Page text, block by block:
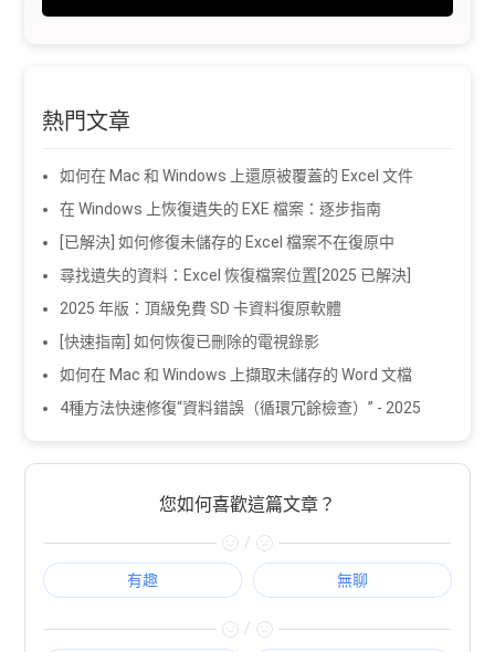
熱門文章
如何在 Mac 和 Windows 上還原被覆蓋的 Excel 文件
在 Windows 上恢復遺失的 EXE 檔案：逐步指南
[已解決] 如何修復未儲存的 Excel 檔案不在復原中
尋找遺失的資料：Excel 恢復檔案位置[2025 已解決]
2025 年版：頂級免費 SD 卡資料復原軟體
[快速指南] 如何恢復已刪除的電視錄影
如何在 Mac 和 Windows 上擷取未儲存的 Word 文檔
4種方法快速修復“資料錯誤（循環冗餘檢查）” - 2025
您如何喜歡這篇文章？
/
有趣 無聊
/